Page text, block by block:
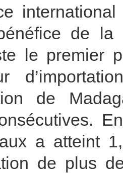
de la
le premier
de
a atteint
de plus